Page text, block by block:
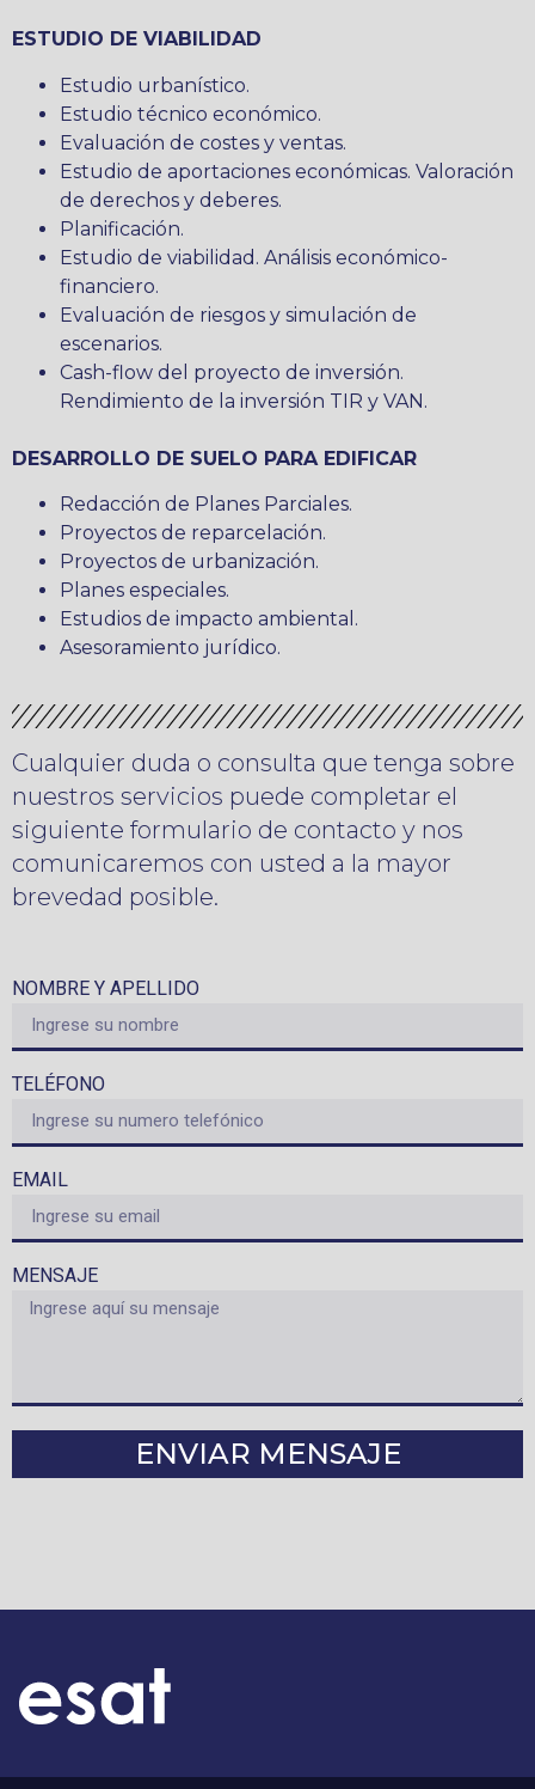
ESTUDIO DE VIABILIDAD
Estudio urbanístico.
Estudio técnico económico.
Evaluación de costes y ventas.
Estudio de aportaciones económicas. Valoración
de derechos y deberes.
Planificación.
Estudio de viabilidad. Análisis económico-
financiero.
Evaluación de riesgos y simulación de
escenarios.
Cash-flow del proyecto de inversión.
Rendimiento de la inversión TIR y VAN.
DESARROLLO DE SUELO PARA EDIFICAR
Redacción de Planes Parciales.
Proyectos de reparcelación.
Proyectos de urbanización.
Planes especiales.
Estudios de impacto ambiental.
Asesoramiento jurídico.
Cualquier duda o consulta que tenga sobre
nuestros servicios puede completar el
siguiente formulario de contacto y nos
comunicaremos con usted a la mayor
brevedad posible.
NOMBRE Y APELLIDO
TELÉFONO
EMAIL
MENSAJE
ENVIAR MENSAJE